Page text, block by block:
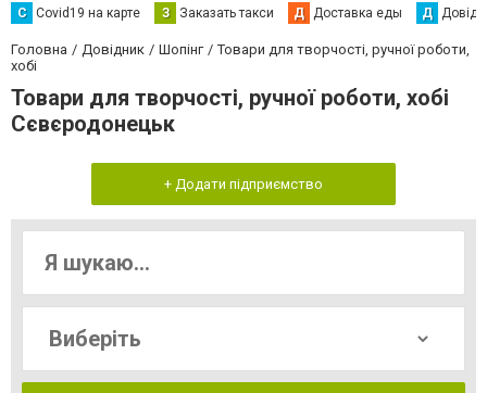
С Сovid19 на карте З Заказать такси Д Доставка еды Д
Головна Довідник Шопінг
Товари для творчості, ручної роботи,
хобі
Товари для творчості, ручної роботи, хобі
Сєвєродонецьк
+ Додати підприємство